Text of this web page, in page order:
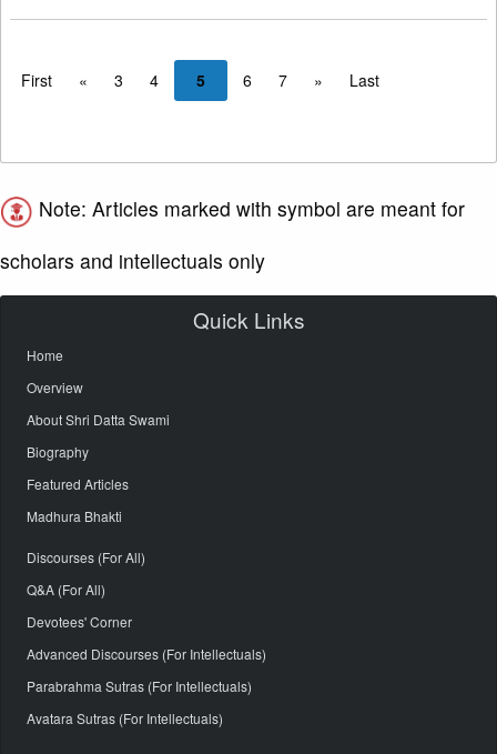
First « 3 4 5 6 7 » Last
Note: Articles marked with symbol are meant for
scholars and intellectuals only
Quick Links
Home
Overview
About Shri Datta Swami
Biography
Featured Articles
Madhura Bhakti
Discourses (For All)
Q&A (For All)
Devotees' Corner
Advanced Discourses (For Intellectuals)
Parabrahma Sutras (For Intellectuals)
Avatara Sutras (For Intellectuals)